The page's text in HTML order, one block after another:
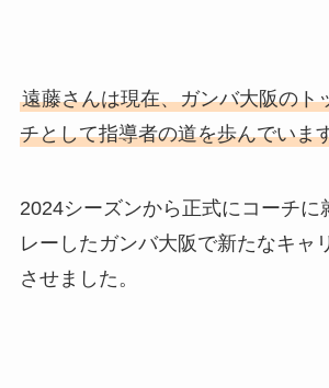
遠藤さんは現在、ガンバ大阪のト
チとして指導者の道を歩んでいま
2024シーズンから正式にコーチに
レーしたガンバ大阪で新たなキャ
させました。